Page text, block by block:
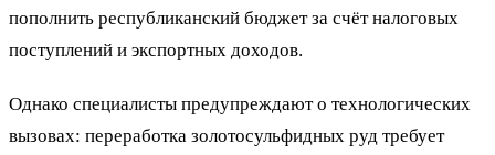
пополнить республиканский бюджет за счёт налоговых
поступлений и экспортных доходов.
Однако специалисты предупреждают о технологических
вызовах: переработка золотосульфидных руд требует